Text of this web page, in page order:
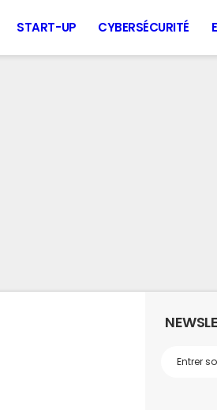
START-UP CYBERSÉCURITÉ